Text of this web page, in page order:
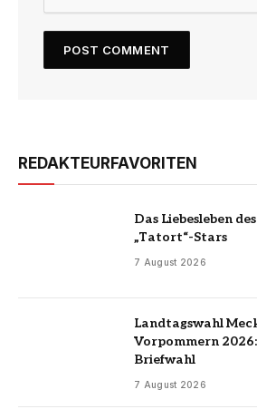
REDAKTEURFAVORITEN
Das Liebesleben
„Tatort“-Stars
7 August 2026
Landtagswahl
Vorpommern
Briefwahl
7 August 2026